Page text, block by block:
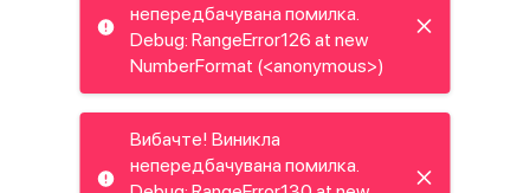
непередбачувана помилка.
Debug: RangeError126 at new
NumberFormat (<anonymous>)
Вибачте! Виникла
непередбачувана помилка.